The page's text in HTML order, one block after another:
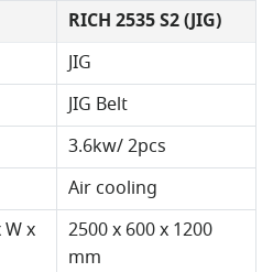
RICH 2535 S2 (JIG)
JIG
JIG Belt
3.6kw/ 2pcs
Air cooling
x
2500 x 600 x 1200
mm